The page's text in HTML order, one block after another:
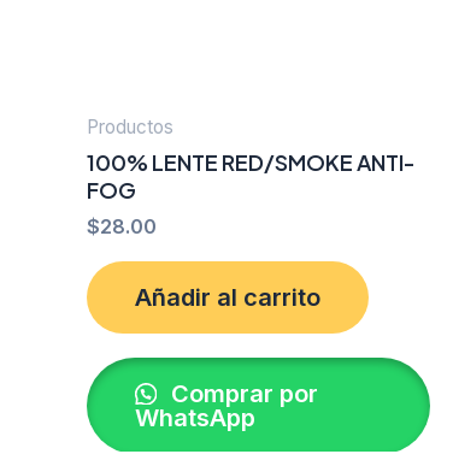
Productos
100% LENTE RED/SMOKE ANTI-
FOG
$28.00
Añadir al carrito
Comprar por
WhatsApp